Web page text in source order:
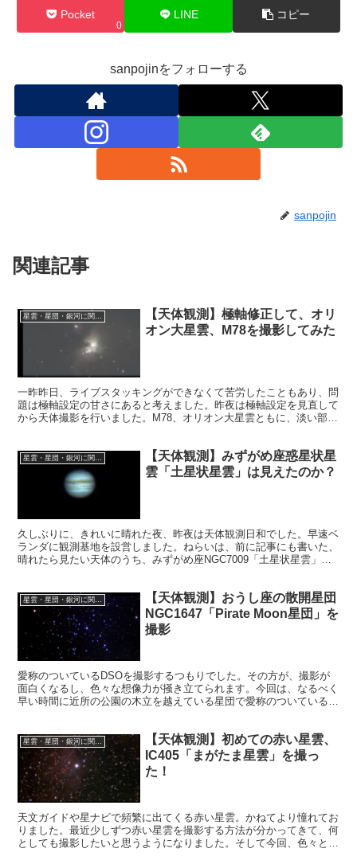
Pocket
0
LINE コピー
sanpojinをフォローする
sanpojin
関連記事
星雲・星団・銀河に関する情報
【天体観測】極軸修正して、オリ
オン大星雲、M78を撮影してみた
一昨昨日、ライブスタッキングができなくて苦労したこともあり、問
題は極軸設定の甘さにあると考えました。昨夜は極軸設定を見直して
から天体撮影を行いました。M78、オリオン大星雲ともに、淡い部分
星雲・星団・銀河に関する情報
【天体観測】みずがめ座惑星状星
雲「土星状星雲」は見えたのか？
久しぶりに、きれいに晴れた夜、昨夜は天体観測日和でした。早速ベ
ランダに観測基地を設営しました。ねらいは、前に記事にも書いた、
晴れたら見たい天体のうち、みずがめ座NGC7009「土星状星雲」で
星雲・星団・銀河に関する情報
【天体観測】おうし座の散開星団
NGC1647「Pirate Moon星団」を
撮影
愛称のついているDSOを撮影するつもりでした。その方が、撮影が
面白くなるし、色々な想像力が掻き立てられます。今回は、なるべく
早い時間に近所の公園の木立を越えている星団で愛称のついている星
星雲・星団・銀河に関する情報
【天体観測】初めての赤い星雲、
IC405「まがたま星雲」を撮っ
た！
天文ガイドや星ナビで頻繁に出てくる赤い星雲。かねてより憧れてお
りました。最近少しずつ赤い星雲を撮影する方法が分かってきて、何
としても撮影したいと思うようになりました。そして今回、色々と調